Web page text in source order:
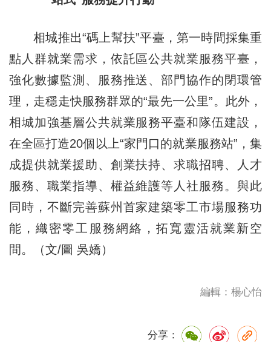
相城推出“碼上幫扶”平臺，第一時間採集重
點人群就業需求，依託區公共就業服務平臺，
強化數據監測、服務推送、部門協作的閉環管
理，走穩走快服務群眾的“最先一公里”。此外，
相城加強基層公共就業服務平臺和隊伍建設，
在全區打造20個以上“家門口的就業服務站”，集
成提供就業援助、創業扶持、求職招聘、人才
服務、職業指導、權益維護等人社服務。與此
同時，不斷完善蘇州首家建築零工市場服務功
能，織密零工服務網絡，拓寬靈活就業新空
間。（文/圖 吳嬌）
編輯：楊心怡
分享：